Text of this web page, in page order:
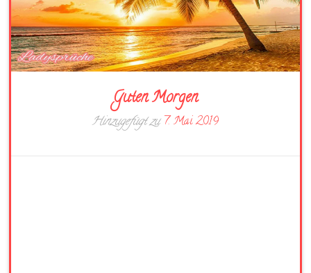
Guten Morgen
Hinzugefügt zu7. Mai 2019